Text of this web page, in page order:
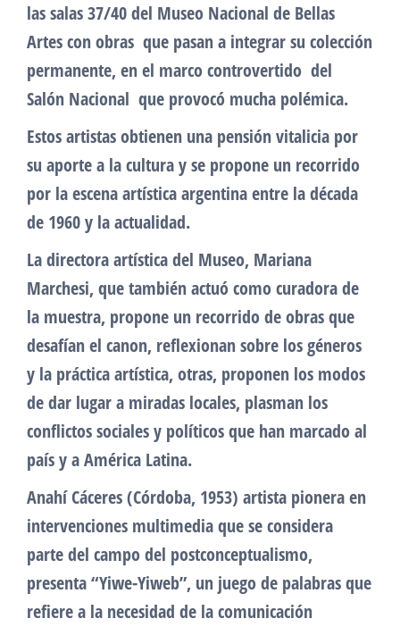
las salas 37/40 del Museo Nacional de Bellas
Artes con obras que pasan a integrar su colección
permanente, en el marco controvertido del
Salón Nacional que provocó mucha polémica.
Estos artistas obtienen una pensión vitalicia por
su aporte a la cultura y se propone un recorrido
por la escena artística argentina entre la década
de 1960 y la actualidad.
La directora artística del Museo, Mariana
Marchesi, que también actuó como curadora de
la muestra, propone un recorrido de obras que
desafían el canon, reflexionan sobre los géneros
y la práctica artística, otras, proponen los modos
de dar lugar a miradas locales, plasman los
conflictos sociales y políticos que han marcado al
país y a América Latina.
Anahí Cáceres (Córdoba, 1953) artista pionera en
intervenciones multimedia que se considera
parte del campo del postconceptualismo,
presenta “Yiwe-Yiweb”, un juego de palabras que
refiere a la necesidad de la comunicación